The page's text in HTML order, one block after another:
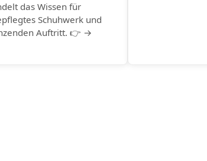
das Wissen für
Schuhwerk und
Auftritt. 👉 →